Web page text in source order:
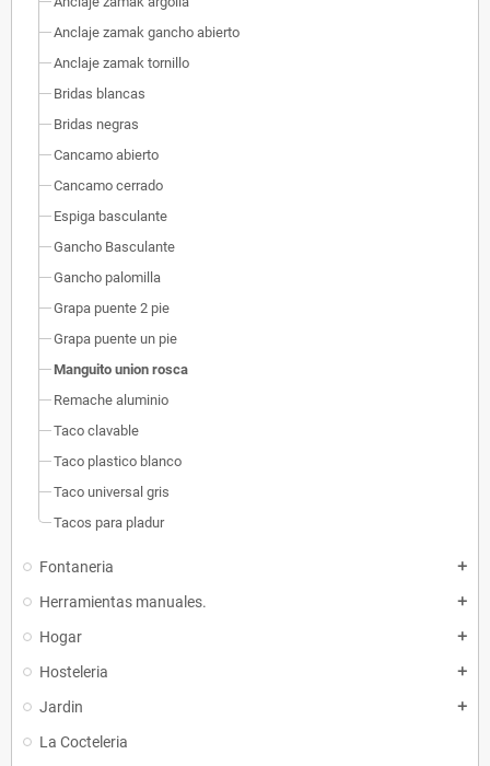
Anclaje zamak gancho abierto
Anclaje zamak tornillo
Bridas blancas
Bridas negras
Cancamo abierto
Cancamo cerrado
Espiga basculante
Gancho Basculante
Gancho palomilla
Grapa puente 2 pie
Grapa puente un pie
Manguito union rosca
Remache aluminio
Taco clavable
Taco plastico blanco
Taco universal gris
Tacos para pladur
Fontaneria add
Herramientas manuales. add
Hogar add
Hosteleria add
Jardin add
La Cocteleria